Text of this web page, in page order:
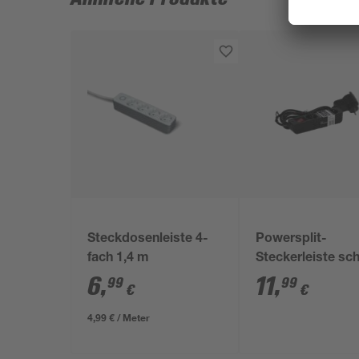
Steckdosenleiste 4-
fach 1,4 m
6,99 €
4,99 € / Meter
Powersplit-
Steckerleiste
3fach
11,99 €